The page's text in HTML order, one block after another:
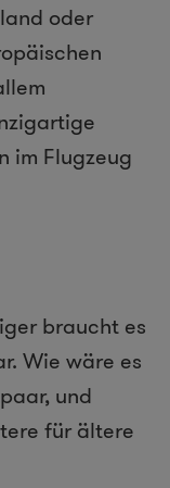
oder
im Flugzeug
braucht es
Wie wäre es
und
für ältere